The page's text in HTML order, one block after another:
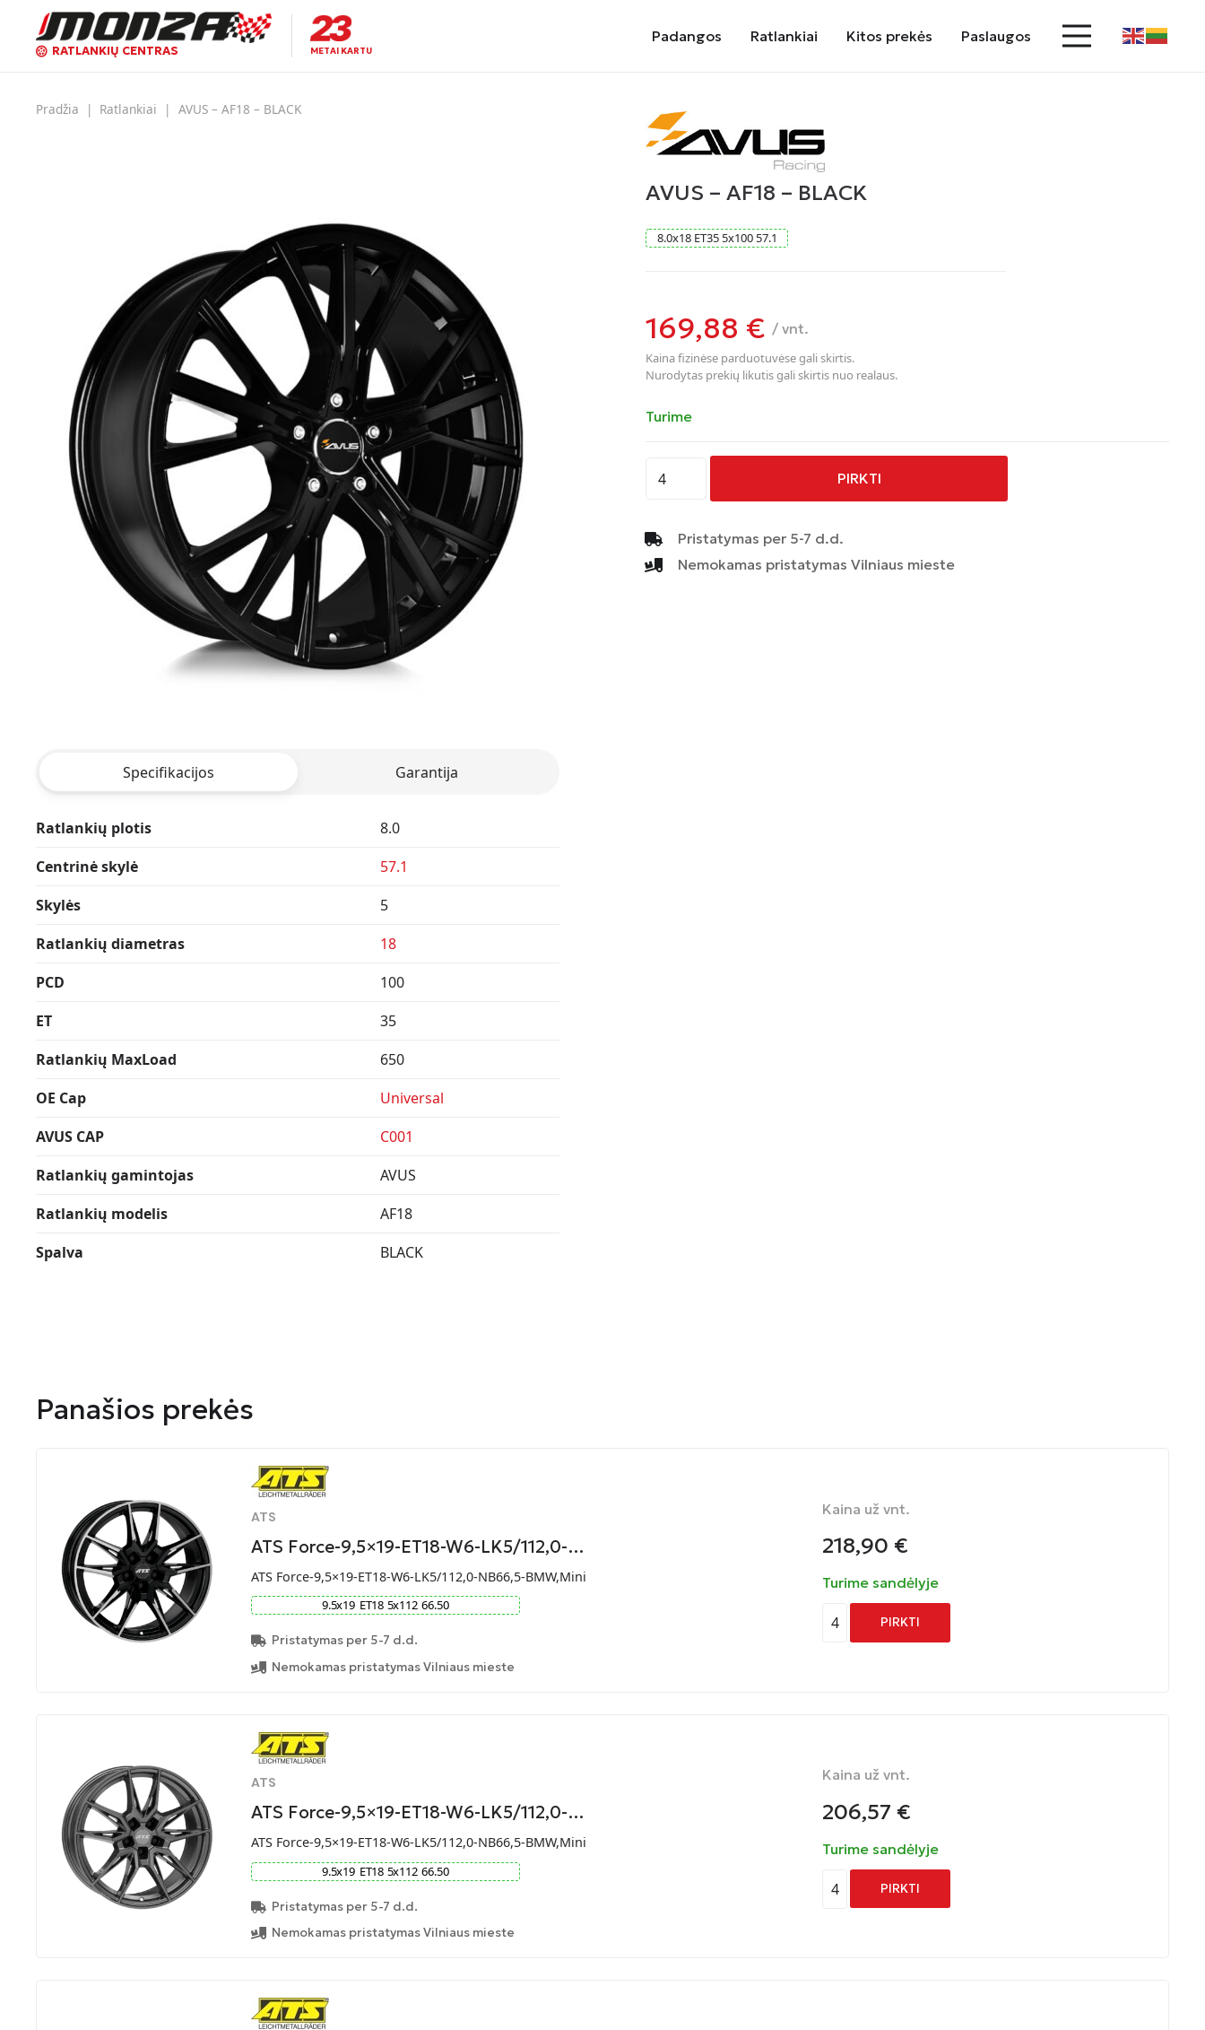
RATLANKIŲ CENTRAS METAI KARTU
Padangos Ratlankiai Kitos prekės Paslaugos
Pradžia | Ratlankiai | AVUS – AF18 – BLACK
Specifikacijos Garantija
Ratlankių plotis
8.0
Centrinė skylė
57.1
Skylės
5
Ratlankių diametras
18
PCD
100
ET
35
Ratlankių MaxLoad
650
OE Cap
Universal
AVUS CAP
C001
Ratlankių gamintojas
AVUS
Ratlankių modelis
AF18
Spalva
BLACK
AVUS – AF18 – BLACK
8.0x18 ET35 5x100 57.1
169,88 € / vnt.
Kaina fizinėse parduotuvėse gali skirtis.
Nurodytas prekių likutis gali skirtis nuo realaus.
Turime
kiekis:
-
AF18
-
PIRKTI
Pristatymas per 5-7 d.d.
Nemokamas pristatymas Vilniaus mieste
Panašios prekės
ATS
ATS Force-9,5×19-ET18-W6-LK5/112,0-…
ATS Force-9,5×19-ET18-W6-LK5/112,0-NB66,5-BMW,Mini
9.5x19 ET18 5x112 66.50
Pristatymas per 5-7 d.d.
Nemokamas pristatymas Vilniaus mieste
Kaina už vnt.
218,90 €
Turime sandėlyje
4 PIRKTI
ATS
ATS Force-9,5×19-ET18-W6-LK5/112,0-…
ATS Force-9,5×19-ET18-W6-LK5/112,0-NB66,5-BMW,Mini
9.5x19 ET18 5x112 66.50
Pristatymas per 5-7 d.d.
Nemokamas pristatymas Vilniaus mieste
Kaina už vnt.
206,57 €
Turime sandėlyje
4 PIRKTI